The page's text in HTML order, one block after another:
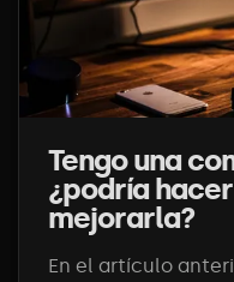
Tengo una
¿podría
mejorarla?
En el artículo